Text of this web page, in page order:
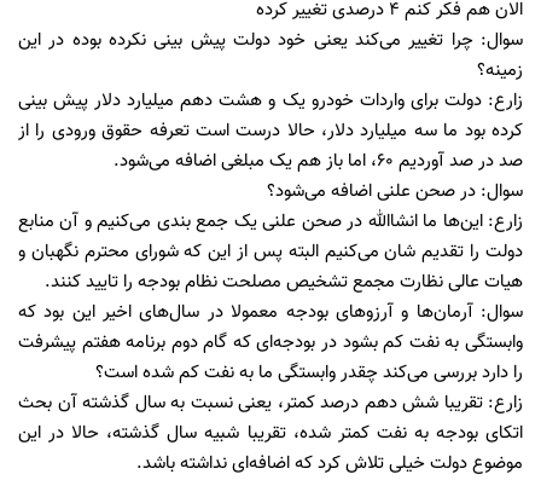
الان هم فکر کنم ۴ درصدی تغییر کرده
سوال: چرا تغییر می‌کند یعنی خود دولت پیش بینی نکرده بوده در این
زمینه؟
زارع: دولت برای واردات خودرو یک و هشت دهم میلیارد دلار پیش بینی
کرده بود ما سه میلیارد دلار، حالا درست است تعرفه حقوق ورودی را از
صد در صد آوردیم ۶۰، اما باز هم یک مبلغی اضافه می‌شود.
سوال: در صحن علنی اضافه می‌شود؟
زارع: این‌ها ما انشاالله در صحن علنی یک جمع بندی می‌کنیم و آن منابع
دولت را تقدیم شان می‌کنیم البته پس از این که شورای محترم نگهبان و
هیات عالی نظارت مجمع تشخیص مصلحت نظام بودجه را تایید کنند.
سوال: آرمان‌ها و آرزو‌های بودجه معمولا در سال‌های اخیر این بود که
وابستگی به نفت کم بشود در بودجه‌ای که گام دوم برنامه هفتم پیشرفت
را دارد بررسی می‌کند چقدر وابستگی ما به نفت کم شده است؟
زارع: تقریبا شش دهم درصد کمتر، یعنی نسبت به سال گذشته آن بحث
اتکای بودجه به نفت کمتر شده، تقریبا شبیه سال گذشته، حالا در این
موضوع دولت خیلی تلاش کرد که اضافه‌ای نداشته باشد.